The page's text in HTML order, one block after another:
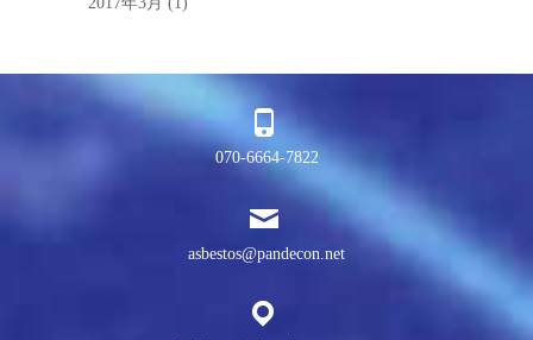
070-6664-7822
asbestos@pandecon.net